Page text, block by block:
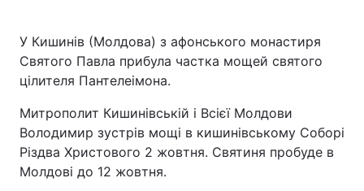
У Кишинів (Молдова) з афонського монастиря
Святого Павла прибула частка мощей святого
цілителя Пантелеімона.
Митрополит Кишинівській і Всієї Молдови
Володимир зустрів мощі в кишинівському Соборі
Різдва Христового 2 жовтня. Святиня пробуде в
Молдові до 12 жовтня.